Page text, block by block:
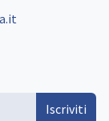
Iscriviti